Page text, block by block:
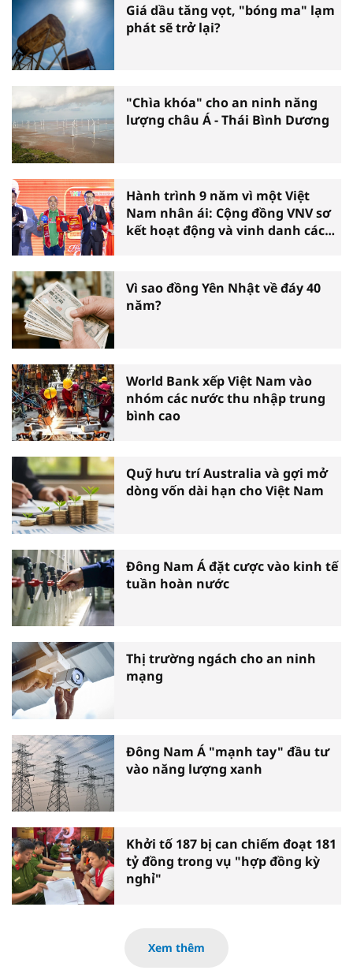
Giá dầu tăng vọt, "bóng ma" lạm
phát sẽ trở lại?
"Chìa khóa" cho an ninh năng
lượng châu Á - Thái Bình Dương
Hành trình 9 năm vì một Việt
Nam nhân ái: Cộng đồng VNV sơ
kết hoạt động và vinh danh các
Vì sao đồng Yên Nhật về đáy 40
năm?
World Bank xếp Việt Nam vào
nhóm các nước thu nhập trung
bình cao
Quỹ hưu trí Australia và gợi mở
dòng vốn dài hạn cho Việt Nam
Đông Nam Á đặt cược vào kinh tế
tuần hoàn nước
Thị trường ngách cho an ninh
mạng
Đông Nam Á "mạnh tay" đầu tư
vào năng lượng xanh
Khởi tố 187 bị can chiếm đoạt 181
tỷ đồng trong vụ "hợp đồng kỳ
nghỉ"
Xem thêm